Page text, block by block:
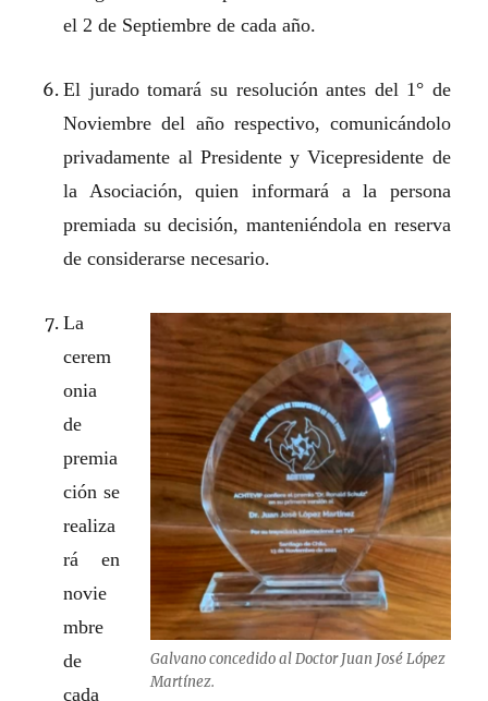
el 2 de Septiembre de cada año.
El jurado tomará su resolución antes del 1° de
Noviembre del año respectivo, comunicándolo
privadamente al Presidente y Vicepresidente de
la Asociación, quien informará a la persona
premiada su decisión, manteniéndola en reserva
de considerarse necesario.
Galvano concedido al Doctor Juan José López
Martínez.
La
cerem
onia
de
premia
ción se
realiza
rá en
novie
mbre
de
cada